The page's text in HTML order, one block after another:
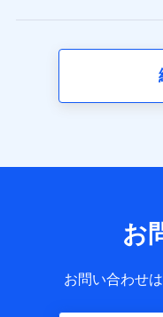
お
お問い合わせ